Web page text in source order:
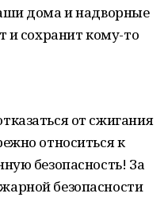
дома и надворные
и сохранит кому-то
от сжигания
относиться к
безопасность! За
безопасности